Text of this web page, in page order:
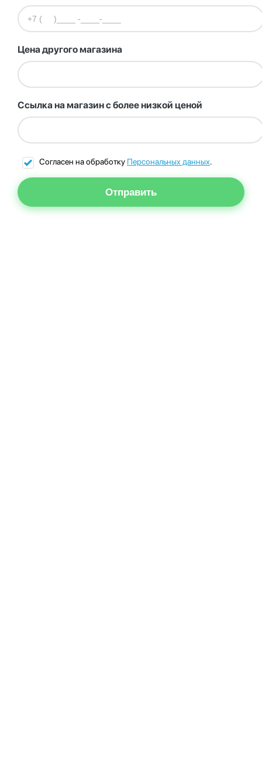
Цена другого магазина
Ссылка на магазин с более низкой ценой
Согласен на обработку Персональных данных.
Отправить